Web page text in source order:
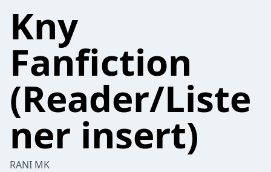
Kny
Fanfiction
(Reader/Liste
ner insert)
RANI MK